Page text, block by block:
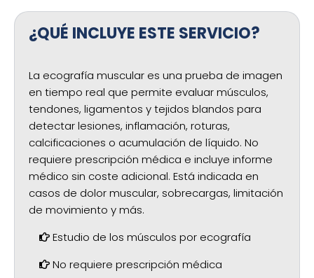
¿QUÉ INCLUYE ESTE SERVICIO?
La ecografía muscular es una prueba de imagen
en tiempo real que permite evaluar músculos,
tendones, ligamentos y tejidos blandos para
detectar lesiones, inflamación, roturas,
calcificaciones o acumulación de líquido. No
requiere prescripción médica e incluye informe
médico sin coste adicional. Está indicada en
casos de dolor muscular, sobrecargas, limitación
de movimiento y más.
Estudio de los músculos por ecografía
No requiere prescripción médica